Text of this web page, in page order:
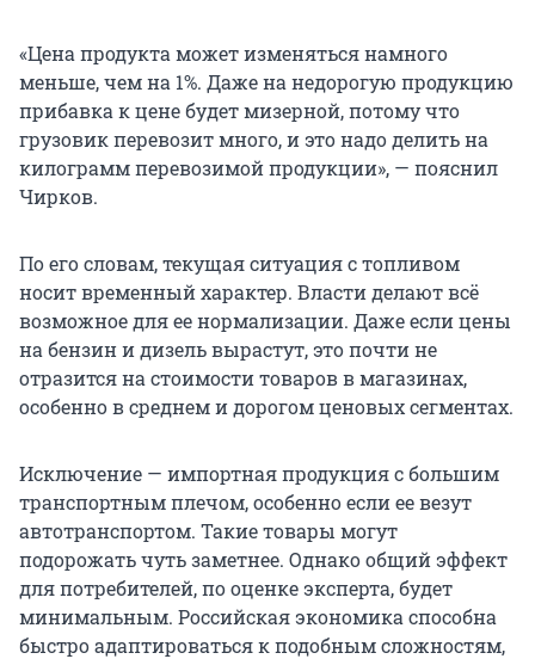
«Цена продукта может изменяться намного
меньше, чем на 1%. Даже на недорогую продукцию
прибавка к цене будет мизерной, потому что
грузовик перевозит много, и это надо делить на
килограмм перевозимой продукции», — пояснил
Чирков.
По его словам, текущая ситуация с топливом
носит временный характер. Власти делают всё
возможное для ее нормализации. Даже если цены
на бензин и дизель вырастут, это почти не
отразится на стоимости товаров в магазинах,
особенно в среднем и дорогом ценовых сегментах.
Исключение — импортная продукция с большим
транспортным плечом, особенно если ее везут
автотранспортом. Такие товары могут
подорожать чуть заметнее. Однако общий эффект
для потребителей, по оценке эксперта, будет
минимальным. Российская экономика способна
быстро адаптироваться к подобным сложностям,